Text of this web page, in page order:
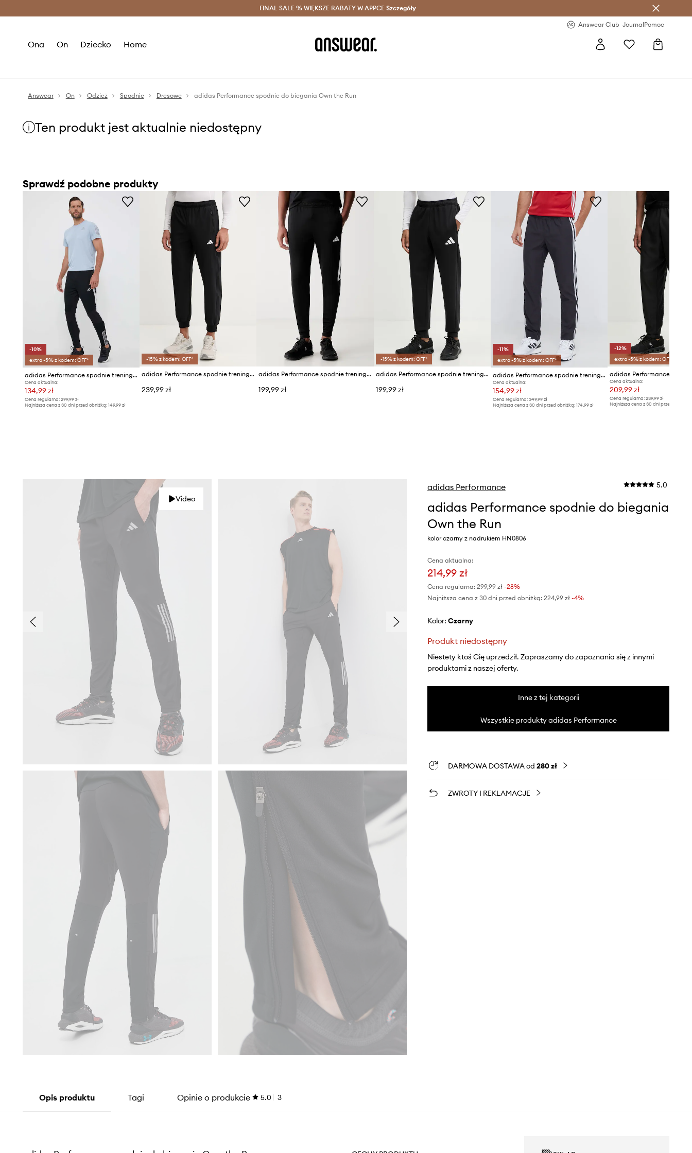
Oszczędzaj z Answear Club > Dostawa nawet w 24h >
FINAL SALE % WIĘKSZE RABATY W APPCE Szczegóły
Answear Club JournalPomoc
Ona On Dziecko Home
Answear On Odzież Spodnie Dresowe adidas Performance spodnie do biegania Own the Run
Ten produkt jest aktualnie niedostępny
Sprawdź podobne produkty
-10%
extra -5% z kodem: OFF*
adidas Performance spodnie treningowe Tiro 23
Cena aktualna:
134,99 zł
Cena regularna: 299,99 zł
Najniższa cena z 30 dni przed obniżką: 149,99 zł
-15% z kodem: OFF*
adidas Performance spodnie treningowe Essentials Flex
239,99 zł
adidas Performance spodnie treningowe męskie Tiro 26
199,99 zł
-15% z kodem: OFF*
adidas Performance spodnie treningowe Entrada26
199,99 zł
-11%
extra -5% z kodem: OFF*
adidas Performance spodnie treningowe Trackstand
Cena aktualna:
154,99 zł
Cena regularna:349,99 zł
Najniższa cena z 30 dni przed obniżką:174,99 zł
-12%
extra -5% z kodem: OFF*
Cena aktualna:
209,99 zł
Cena regularna: 239,99 zł
Najniższa cena z 30 dni przed obniżką:
Video
adidas Performance 5.0
adidas Performance spodnie do biegania
Own the Run
kolor czarny z nadrukiem HN0806
Cena aktualna:
214,99 zł
Cena regularna: 299,99 zł-28%
Najniższa cena z 30 dni przed obniżką: 224,99 zł -4%
Kolor: czarny
Produkt niedostępny
Niestety ktoś Cię uprzedził. Zapraszamy do zapoznania się z innymi
produktami z naszej oferty.
Inne z tej kategorii
Wszystkie produkty adidas Performance
DARMOWA DOSTAWA od 280 zł
ZWROTY I REKLAMACJE
Opis produktu Tagi Opinie o produkcie 5.0 3